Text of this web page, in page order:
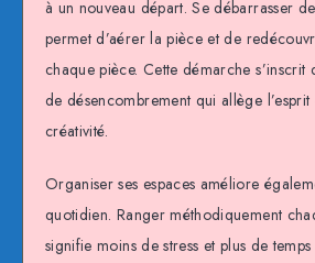
à un nouveau départ. Se débarrasser
permet d’aérer la pièce et de
chaque pièce. Cette démarche s’inscrit
de désencombrement qui allège l’esprit
créativité.
Organiser ses espaces améliore
quotidien. Ranger méthodiquement
signifie moins de stress et plus de